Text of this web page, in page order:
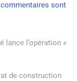
sont
lance l’opération «
de construction